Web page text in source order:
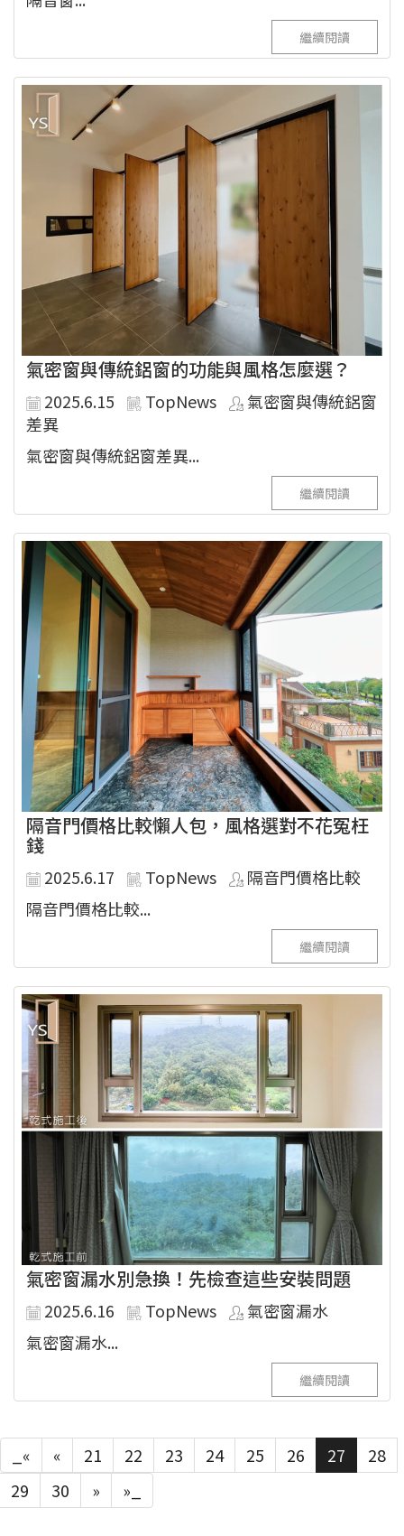
繼續閱讀
氣密窗與傳統鋁窗的功能與風格怎麼選？
2025.6.15 TopNews
氣密窗與傳統鋁窗
差異
氣密窗與傳統鋁窗差異...
繼續閱讀
隔音門價格比較懶人包，風格選對不花冤枉
錢
2025.6.17 TopNews
隔音門價格比較
隔音門價格比較...
繼續閱讀
氣密窗漏水別急換！先檢查這些安裝問題
2025.6.16 TopNews
氣密窗漏水
氣密窗漏水...
繼續閱讀
_« « 21 22 23 24 25 26 27
28
29
30 » »_